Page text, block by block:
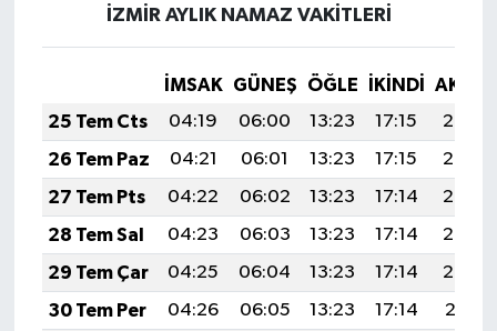
İZMİR AYLIK NAMAZ VAKITLERI
İMSAK GÜNEŞ ÖĞLE İKINDI
25 Tem Cts
04:19 06:00 13:23 17:15
20:36
26 Tem Paz
04:21 06:01 13:23 17:15
20:35
27 Tem Pts
04:22 06:02 13:23 17:14
20:34
28 Tem Sal
04:23 06:03 13:23 17:14
20:33
29 Tem Çar
04:25 06:04 13:23 17:14
20:32
30 Tem Per
04:26 06:05 13:23 17:14
20:31